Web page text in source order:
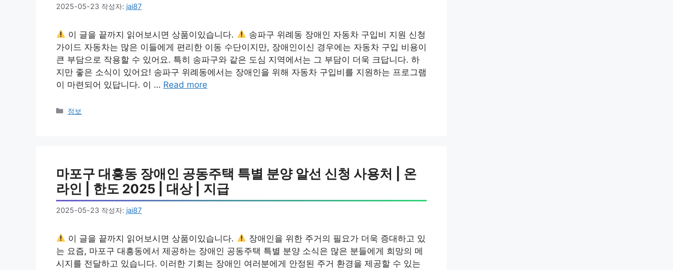
2025-05-23 작성자: jai87
이 글을 끝까지 읽어보시면 상품이있습니다.
송파구 위례동 장애인 자동차 구입비 지원 신청
가이드 자동차는 많은 이들에게 편리한 이동 수단이지만, 장애인이신 경우에는 자동차 구입 비용이
큰 부담으로 작용할 수 있어요. 특히 송파구와 같은 도심 지역에서는 그 부담이 더욱 크답니다. 하
지만 좋은 소식이 있어요! 송파구 위례동에서는 장애인을 위해 자동차 구입비를 지원하는 프로그램
이 마련되어 있답니다. 이 … Read more
카
정보
마포구 대흥동 장애인 공동주택 특별 분양 알선 신청 사용처 | 온
라인 | 한도 2025 | 대상 | 지급
2025-05-23 작성자: jai87
이 글을 끝까지 읽어보시면 상품이있습니다.
장애인을 위한 주거의 필요가 더욱 증대하고 있
는 요즘, 마포구 대흥동에서 제공하는 장애인 공동주택 특별 분양 소식은 많은 분들에게 희망의 메
시지를 전달하고 있습니다. 이러한 기회는 장애인 여러분에게 안정된 주거 환경을 제공할 수 있는